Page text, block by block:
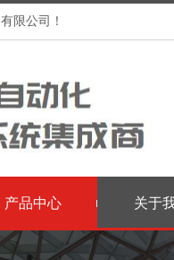
限公司！
产品中心 关于